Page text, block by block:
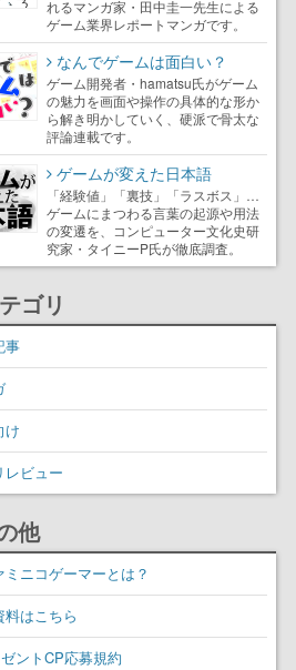
れるマンガ家・田中圭一先生による
ゲーム業界レポートマンガです。
なんでゲームは面白い？
ゲーム開発者・hamatsu氏がゲーム
の魅力を画面や操作の具体的な形か
ら解き明かしていく、硬派で骨太な
評論連載です。
ゲームが変えた日本語
「経験値」「裏技」「ラスボス」…
ゲームにまつわる言葉の起源や用法
の変遷を、コンピューター文化史研
究家・タイニーP氏が徹底調査。
ゴリ
事
け
レビュー
他
ミニコゲーマーとは？
料はこちら
ントCP応募規約